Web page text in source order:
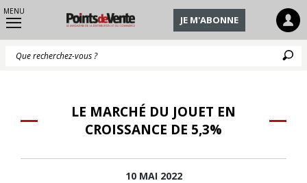
MENU
JE M'ABONNE
LE MARCHÉ DU JOUET EN
CROISSANCE DE 5,3%
10 MAI 2022